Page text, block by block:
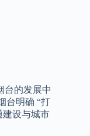
台的发展中
台明确 “打
建设与城市